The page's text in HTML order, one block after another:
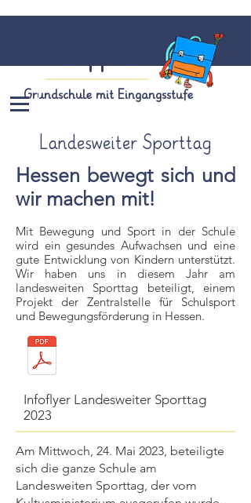
Köppern
Grundschule mit Eingangsstufe
Landesweiter Sporttag
Hessen bewegt sich und
wir machen mit!
Mit Bewegung und Sport in der Schule
wird ein gesundes Aufwachsen und eine
gute Entwicklung von Kindern unterstützt.
Wir haben uns in diesem Jahr am
landesweiten Sporttag beteiligt, einem
Projekt der Zentralstelle für Schulsport
und Bewegungsförderung in Hessen.
Infoflyer Landesweiter Sporttag
2023
Am Mittwoch, 24. Mai 2023, beteiligte
sich die ganze Schule am
Landesweiten Sporttag, der vom